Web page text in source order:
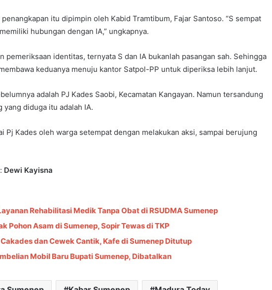
penangkapan itu dipimpin oleh Kabid Tramtibum, Fajar Santoso. “S sempat
hubungan dengan IA,” ungkapnya.
pemeriksaan identitas, ternyata S dan IA bukanlah pasangan sah. Sehingga
keduanya menuju kantor Satpol-PP untuk diperiksa lebih lanjut.
adalah PJ Kades Saobi, Kecamatan Kangayan. Namun tersandung
diduga itu adalah IA.
Pj Kades oleh warga setempat dengan melakukan aksi, sampai berujung
Dewi Kayisna
Rehabilitasi Medik Tanpa Obat di RSUDMA Sumenep
Pohon Asam di Sumenep, Sopir Tewas di TKP
dan Cewek Cantik, Kafe di Sumenep Ditutup
Mobil Baru Bupati Sumenep, Dibatalkan